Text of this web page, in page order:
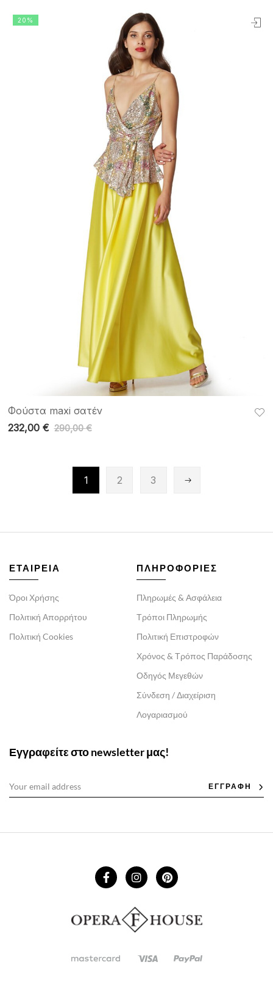
20%
Φούστα maxi σατέν
290,00€
232,00 €
1 2 3
ΕΤΑΙΡΕΙΑ
Όροι Χρήσης
Πολιτική Απορρήτου
Πολιτική Cookies
ΠΛΗΡΟΦΟΡΙΕΣ
Πληρωμές & Ασφάλεια
Τρόποι Πληρωμής
Πολιτική Επιστροφών
Χρόνος & Τρόπος Παράδοσης
Οδηγός Μεγεθών
Σύνδεση / Διαχείριση
Λογαριασμού
Εγγραφείτε στο newsletter μας!
ΕΓΓΡΑΦΗ